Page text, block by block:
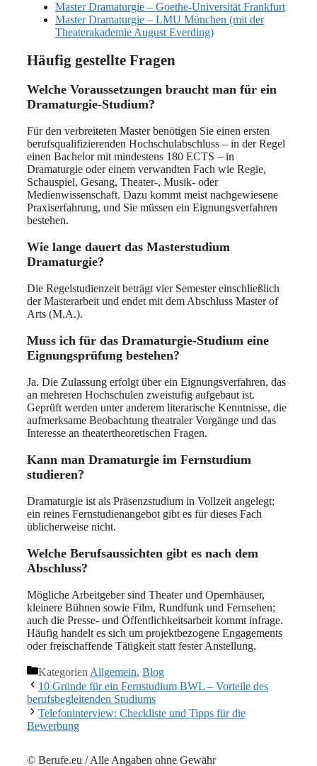
Master Dramaturgie – Goethe-Universität Frankfurt
Master Dramaturgie – LMU München (mit der
Theaterakademie August Everding)
Häufig gestellte Fragen
Welche Voraussetzungen braucht man für ein
Dramaturgie-Studium?
Für den verbreiteten Master benötigen Sie einen ersten
berufsqualifizierenden Hochschulabschluss – in der Regel
einen Bachelor mit mindestens 180 ECTS – in
Dramaturgie oder einem verwandten Fach wie Regie,
Schauspiel, Gesang, Theater-, Musik- oder
Medienwissenschaft. Dazu kommt meist nachgewiesene
Praxiserfahrung, und Sie müssen ein Eignungsverfahren
bestehen.
Wie lange dauert das Masterstudium
Dramaturgie?
Die Regelstudienzeit beträgt vier Semester einschließlich
der Masterarbeit und endet mit dem Abschluss Master of
Arts (M.A.).
Muss ich für das Dramaturgie-Studium eine
Eignungsprüfung bestehen?
Ja. Die Zulassung erfolgt über ein Eignungsverfahren, das
an mehreren Hochschulen zweistufig aufgebaut ist.
Geprüft werden unter anderem literarische Kenntnisse, die
aufmerksame Beobachtung theatraler Vorgänge und das
Interesse an theatertheoretischen Fragen.
Kann man Dramaturgie im Fernstudium
studieren?
Dramaturgie ist als Präsenzstudium in Vollzeit angelegt;
ein reines Fernstudienangebot gibt es für dieses Fach
üblicherweise nicht.
Welche Berufsaussichten gibt es nach dem
Abschluss?
Mögliche Arbeitgeber sind Theater und Opernhäuser,
kleinere Bühnen sowie Film, Rundfunk und Fernsehen;
auch die Presse- und Öffentlichkeitsarbeit kommt infrage.
Häufig handelt es sich um projektbezogene Engagements
oder freischaffende Tätigkeit statt fester Anstellung.
Kategorien Allgemein, Blog
10 Gründe für ein Fernstudium BWL – Vorteile des
berufsbegleitenden Studiums
Telefoninterview: Checkliste und Tipps für die
Bewerbung
© Berufe.eu / Alle Angaben ohne Gewähr